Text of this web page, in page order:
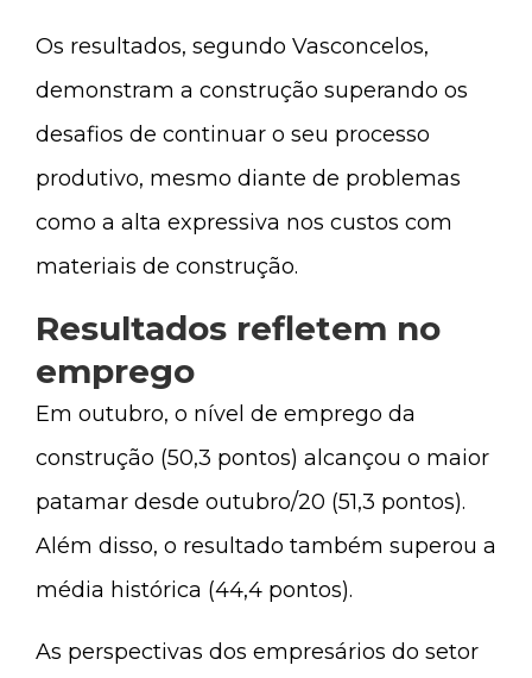
Os resultados, segundo Vasconcelos,
demonstram a construção superando os
desafios de continuar o seu processo
produtivo, mesmo diante de problemas
como a alta expressiva nos custos com
materiais de construção.
Resultados refletem no
emprego
Em outubro, o nível de emprego da
construção (50,3 pontos) alcançou o maior
patamar desde outubro/20 (51,3 pontos).
Além disso, o resultado também superou a
média histórica (44,4 pontos).
As perspectivas dos empresários do setor